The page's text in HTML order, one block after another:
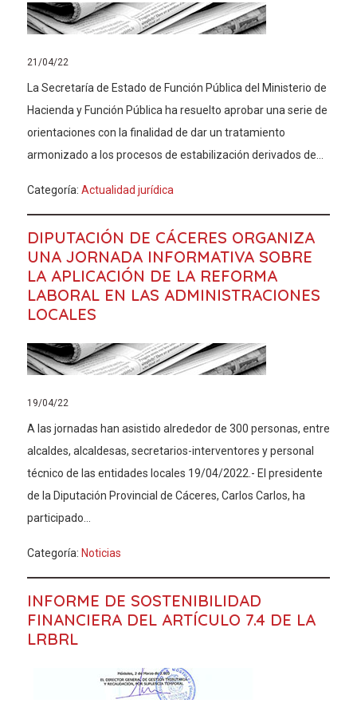
21/04/22
La Secretaría de Estado de Función Pública del Ministerio de
Hacienda y Función Pública ha resuelto aprobar una serie de
orientaciones con la finalidad de dar un tratamiento
armonizado a los procesos de estabilización derivados de...
Categoría: Actualidad jurídica
DIPUTACIÓN DE CÁCERES ORGANIZA
UNA JORNADA INFORMATIVA SOBRE
LA APLICACIÓN DE LA REFORMA
LABORAL EN LAS ADMINISTRACIONES
LOCALES
19/04/22
A las jornadas han asistido alrededor de 300 personas, entre
alcaldes, alcaldesas, secretarios-interventores y personal
técnico de las entidades locales 19/04/2022.- El presidente
de la Diputación Provincial de Cáceres, Carlos Carlos, ha
participado...
Categoría: Noticias
INFORME DE SOSTENIBILIDAD
FINANCIERA DEL ARTÍCULO 7.4 DE LA
LRBRL